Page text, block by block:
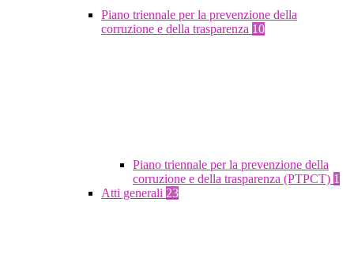
Piano triennale per la prevenzione della
corruzione e della trasparenza 10
Piano triennale per la prevenzione della
corruzione e della trasparenza (PTPCT) 1
Atti generali 23